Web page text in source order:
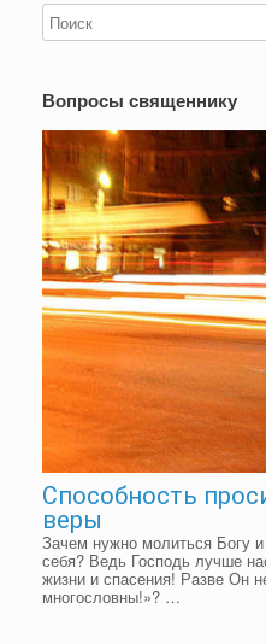
Вопросы священнику
Способность
веры
Зачем нужно молиться Богу
себя? Ведь Господь лучше
жизни и спасения! Разве Он
многословны!»? …